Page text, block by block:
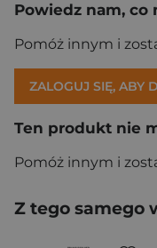
Powiedz nam, co
Pomóż innym i
ZALOGUJ SIĘ, ABY
Ten produkt nie
Pomóż innym i
Z tego samego